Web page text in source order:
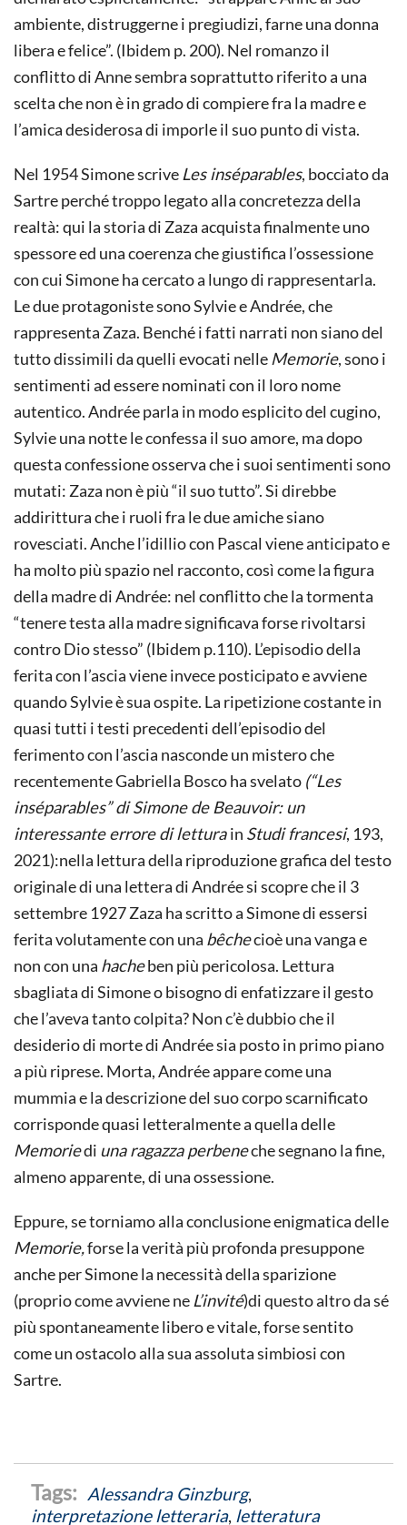
ambiente, distruggerne i pregiudizi, farne una donna
libera e felice”. (Ibidem p. 200). Nel romanzo il
conflitto di Anne sembra soprattutto riferito a una
scelta che non è in grado di compiere fra la madre e
l’amica desiderosa di imporle il suo punto di vista.
Nel 1954 Simone scrive Les inséparables, bocciato da
Sartre perché troppo legato alla concretezza della
realtà: qui la storia di Zaza acquista finalmente uno
spessore ed una coerenza che giustifica l’ossessione
con cui Simone ha cercato a lungo di rappresentarla.
Le due protagoniste sono Sylvie e Andrée, che
rappresenta Zaza. Benché i fatti narrati non siano del
tutto dissimili da quelli evocati nelle Memorie, sono i
sentimenti ad essere nominati con il loro nome
autentico. Andrée parla in modo esplicito del cugino,
Sylvie una notte le confessa il suo amore, ma dopo
questa confessione osserva che i suoi sentimenti sono
mutati: Zaza non è più “il suo tutto”. Si direbbe
addirittura che i ruoli fra le due amiche siano
rovesciati. Anche l’idillio con Pascal viene anticipato e
ha molto più spazio nel racconto, così come la figura
della madre di Andrée: nel conflitto che la tormenta
“tenere testa alla madre significava forse rivoltarsi
contro Dio stesso” (Ibidem p.110). L’episodio della
ferita con l’ascia viene invece posticipato e avviene
quando Sylvie è sua ospite. La ripetizione costante in
quasi tutti i testi precedenti dell’episodio del
ferimento con l’ascia nasconde un mistero che
recentemente Gabriella Bosco ha svelato (“Les
inséparables” di Simone de Beauvoir: un
interessante errore di letturain Studi francesi, 193,
2021):nella lettura della riproduzione grafica del testo
originale di una lettera di Andrée si scopre che il 3
settembre 1927 Zaza ha scritto a Simone di essersi
ferita volutamente con una bêchecioè una vanga e
non con una hacheben più pericolosa. Lettura
sbagliata di Simone o bisogno di enfatizzare il gesto
che l’aveva tanto colpita? Non c’è dubbio che il
desiderio di morte di Andrée sia posto in primo piano
a più riprese. Morta, Andrée appare come una
mummia e la descrizione del suo corpo scarnificato
corrisponde quasi letteralmente a quella delle
Memoriedi una ragazza perbeneche segnano la fine,
almeno apparente, di una ossessione.
Eppure, se torniamo alla conclusione enigmatica delle
Memorie,forse la verità più profonda presuppone
anche per Simone la necessità della sparizione
(proprio come avviene ne L’invité)di questo altro da sé
più spontaneamente libero e vitale, forse sentito
come un ostacolo alla sua assoluta simbiosi con
Sartre.
Alessandra Ginzburg,
interpretazione letteraria, letteratura